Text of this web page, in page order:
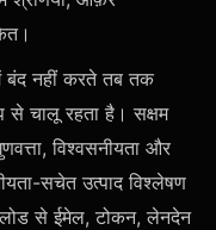
बंद नहीं करते तब तक
से चालू रहता है। सक्षम
विश्वसनीयता और
सचेत उत्पाद विश्लेषण
से ईमेल, टोकन, लेनदेन